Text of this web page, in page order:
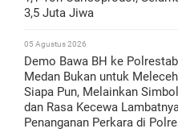
3,5 Juta Jiwa
05 Agustus 2026
Demo Bawa BH ke
Medan Bukan untuk
Siapa Pun, Melainkan
dan Rasa Kecewa
Penanganan Perkara di